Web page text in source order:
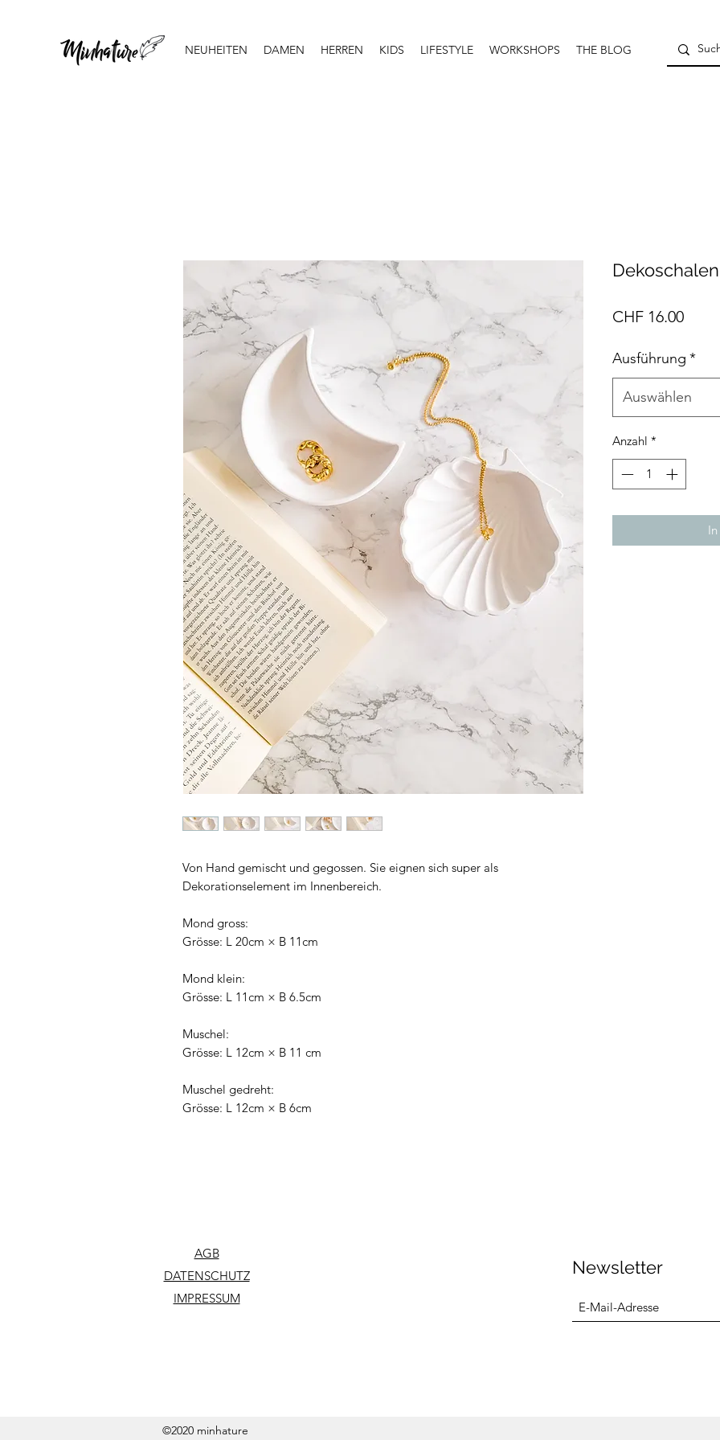
NEUHEITEN DAMEN HERREN KIDS LIFESTYLE WORKSHOPS THE BLOG
Von Hand gemischt und gegossen. Sie eignen sich super als
Dekorationselement im Innenbereich.
Mond gross:
Grösse: L 20cm × B 11cm
Mond klein:
Grösse: L 11cm × B 6.5cm
Muschel:
Grösse: L 12cm × B 11 cm
Muschel gedreht:
Grösse: L 12cm × B 6cm
CHF 16.00Preis
Ausführung *
Auswählen
Anzahl *
AGB
DATENSCHUTZ
IMPRESSUM
Newsletter
©2020 minhature